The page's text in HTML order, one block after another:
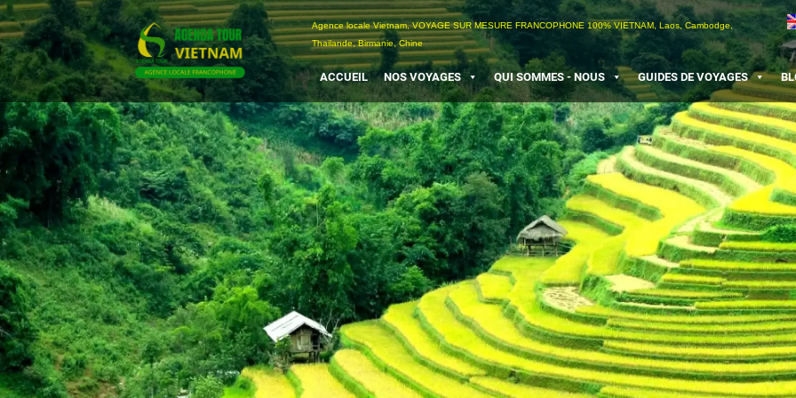
Passer
au
contenu
Agence locale Vietnam, VOYAGE SUR MESURE FRANCOPHONE 100% VIETNAM, Laos, Cambodge,
Thailande, Birmanie, Chine
ACCUEIL NOS VOYAGES QUI SOMMES - NOUS GUIDES DE VOYAGES